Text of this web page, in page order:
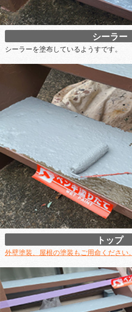
シーラー
シーラーを塗布しているようすです。
トップ
外壁塗装、屋根の塗装もご用命ください。